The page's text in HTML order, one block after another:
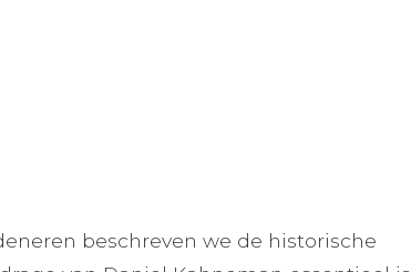
beschreven we de historische